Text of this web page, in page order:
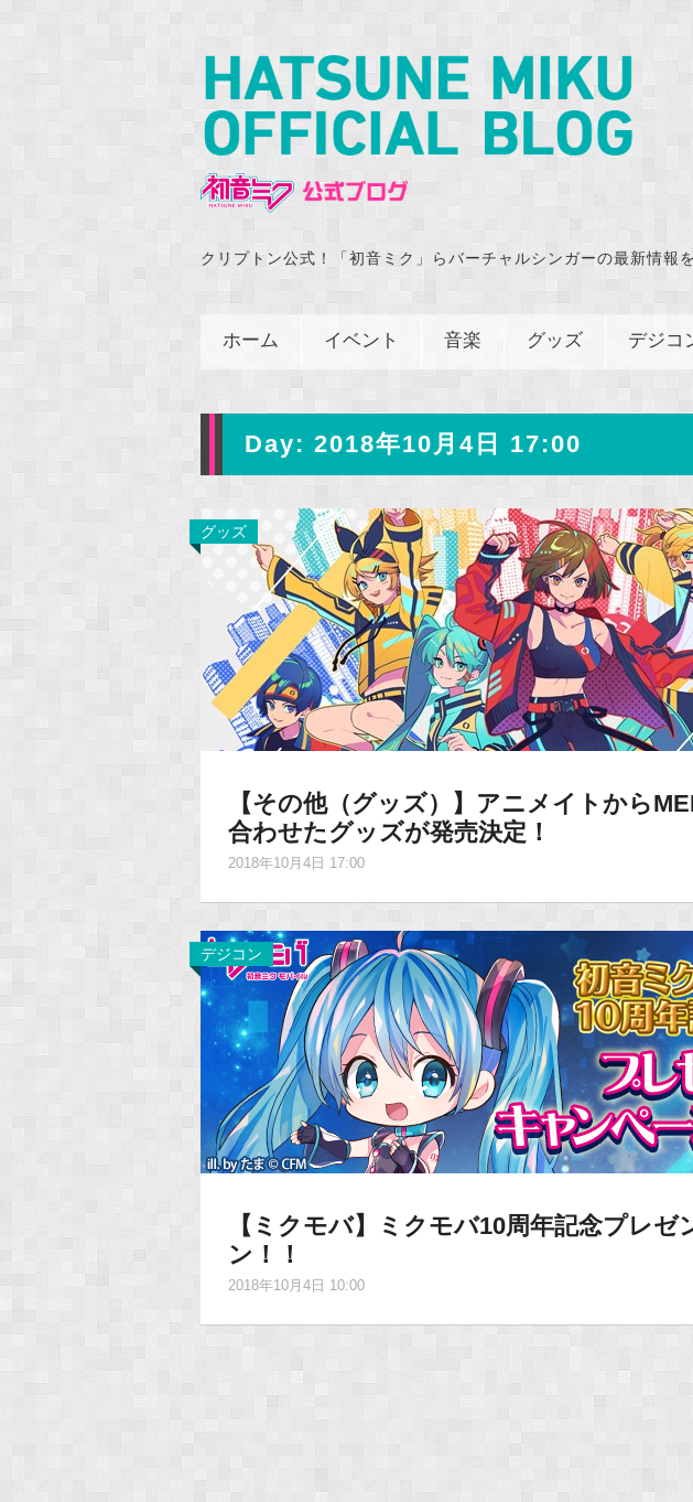
クリプトン公式！「初音ミク」らバーチャルシンガーの最新情報
ホーム イベント 音楽 グッズ デジコ
Day: 2018年10月4日 17:00
グッズ
【その他（グッズ）】アニメイトから
合わせたグッズが発売決定！
2018年10月4日 17:00
デジコン
【ミクモバ】ミクモバ10周年記念プレゼ
ン！！
2018年10月4日 10:00